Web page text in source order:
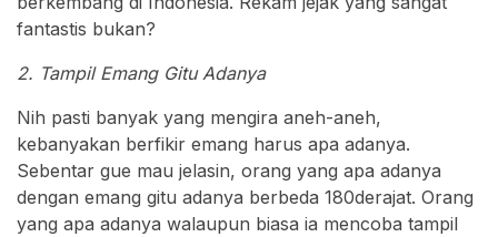
fantastis bukan?
2. Tampil Emang Gitu Adanya
Nih pasti banyak yang mengira aneh-aneh,
kebanyakan berfikir emang harus apa adanya.
Sebentar gue mau jelasin, orang yang apa adanya
dengan emang gitu adanya berbeda 180derajat. Orang
yang apa adanya walaupun biasa ia mencoba tampil